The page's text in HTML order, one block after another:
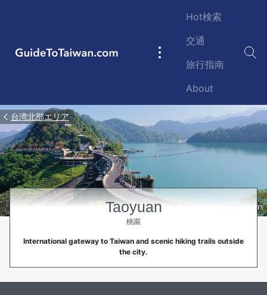
GuideToTaiwan.com
Main
Hot検索
交通
旅行指南
About
台湾北部エリア
Taoyuan
桃園
International gateway to Taiwan and scenic hiking trails outside
the city.